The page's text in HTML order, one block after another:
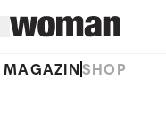
MAGAZINSHOP